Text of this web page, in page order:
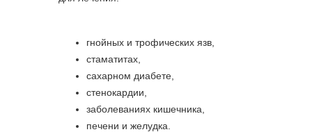
гнойных и трофических язв,
стаматитах,
сахарном диабете,
стенокардии,
заболеваниях кишечника,
печени и желудка.